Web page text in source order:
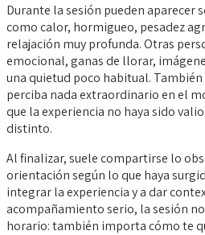
Durante la sesión pueden aparecer
como calor, hormigueo, pesadez
relajación muy profunda. Otras
emocional, ganas de llorar,
una quietud poco habitual. También
perciba nada extraordinario en el
que la experiencia no haya sido
distinto.
Al finalizar, suele compartirse lo
orientación según lo que haya
integrar la experiencia y a dar
acompañamiento serio, la sesión
horario: también importa cómo te